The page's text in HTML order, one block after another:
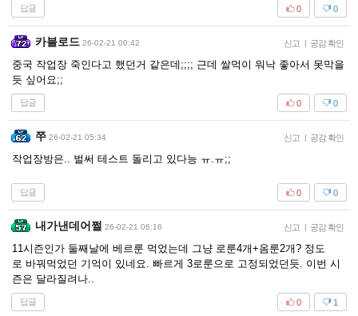
답글 0
0
카블로드 26-02-21 00:42 신고 | 공감 확인
중국 작업장 죽인다고 했던거 같은데;;;; 근데 쌀먹이 워낙 좋아서 못막을
듯 싶어요;;
답글 0
0
쭈 26-02-21 05:34 신고 | 공감 확인
작업장방은.. 벌써 테스트 돌리고 있다능 ㅠ.ㅠ;;
답글 0
0
내가낸데어쩔 26-02-21 06:16 신고 | 공감 확인
11시즌인가 둘째날에 베르룬 먹었는데 그냥 로룬4개+옴룬2개? 정도
로 바꿔먹었던 기억이 있네요. 빠르게 3로룬으로 고정되었던듯. 이번 시
즌은 달라질려나..
답글 1
0